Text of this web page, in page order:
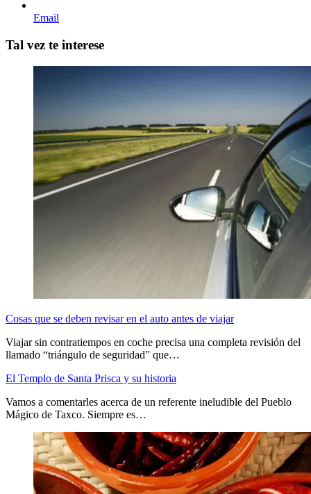
Email
Tal vez te interese
Cosas que se deben revisar en el auto antes de viajar
Viajar sin contratiempos en coche precisa una completa revisión del
llamado “triángulo de seguridad” que…
El Templo de Santa Prisca y su historia
Vamos a comentarles acerca de un referente ineludible del Pueblo
Mágico de Taxco. Siempre es…